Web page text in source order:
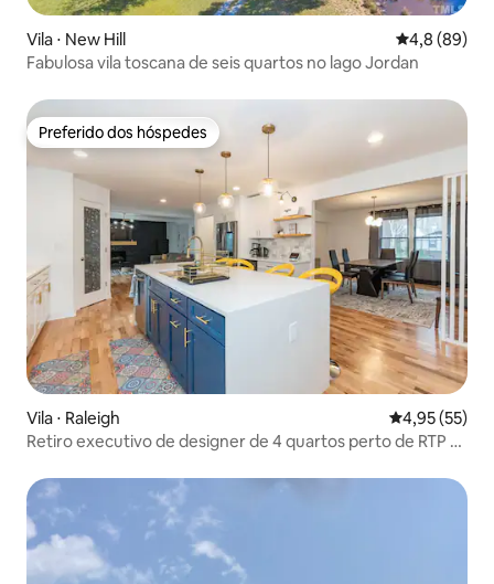
Vila ⋅ New Hill 4,8 de uma
4,8 (89)
Fabulosa vila toscana de seis quartos no lago Jordan
Preferido dos hóspedes
Preferido dos hóspedes
Vila ⋅ Raleigh 4,95 de uma
4,95 (55)
Retiro executivo de designer de 4 quartos perto de RTP e